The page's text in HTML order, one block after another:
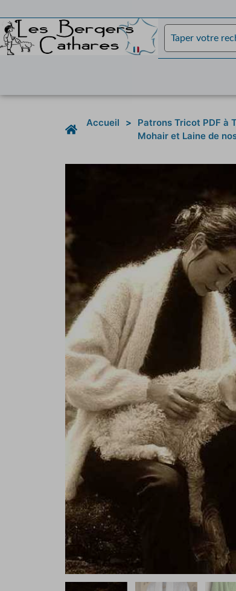
Accueil >
Patrons Tricot PDF à
Mohair et Laine de